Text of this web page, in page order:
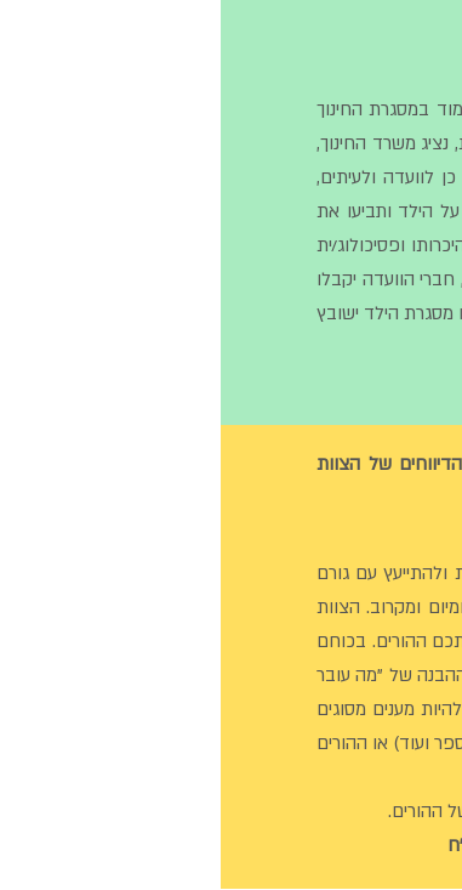
במסגרת החינוך
נציג משרד החינוך,
לוועדה ולעיתים,
הילד ותביעו את
ופסיכולוג/ית
הוועדה יקבלו
מסגרת הילד ישובץ
של הצוות
ולהתייעץ עם גורם
ומקרוב. הצוות
ההורים. בכוחם
של "מה עובר
מענים מסוגים
ועוד) או ההורים
ההורים.